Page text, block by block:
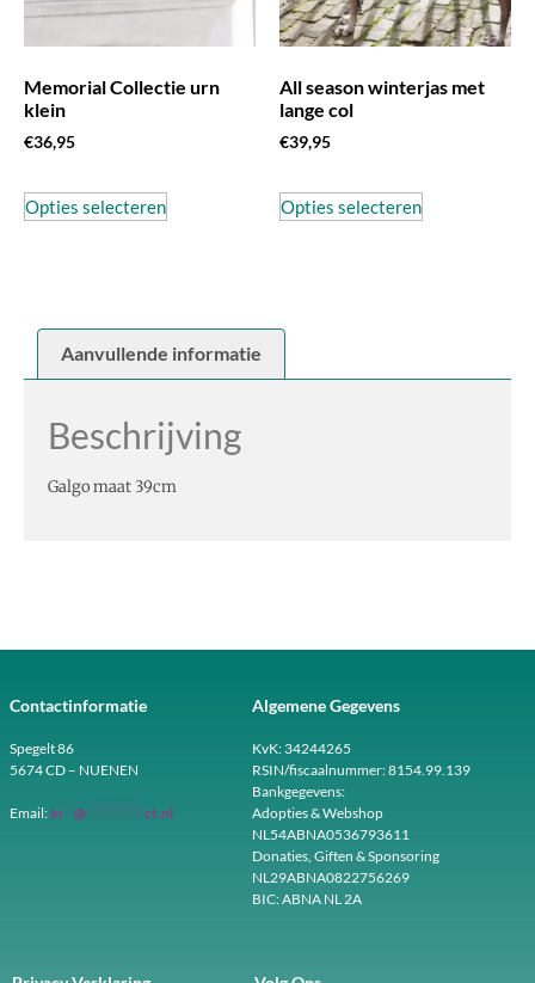
Aanvullende informatie
Beschrijving
Galgo maat 39cm
Memorial Collectie urn
klein
€36,95
Opties selecteren
All season winterjas met
lange col
€39,95
Opties selecteren
Contactinformatie
Spegelt 86
5674 CD – NUENEN
Email: in @ ct.nl
Algemene Gegevens
KvK: 34244265
RSIN/fiscaalnummer: 8154.99.139
Bankgegevens:
Adopties & Webshop
NL54ABNA0536793611
Donaties, Giften & Sponsoring
NL29ABNA0822756269
BIC: ABNA NL 2A